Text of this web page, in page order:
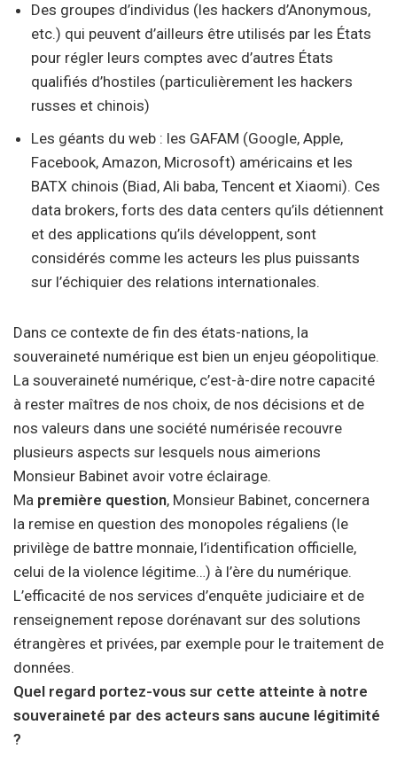
Des groupes d’individus (les hackers d’Anonymous,
etc.) qui peuvent d’ailleurs être utilisés par les États
pour régler leurs comptes avec d’autres États
qualifiés d’hostiles (particulièrement les hackers
russes et chinois)
Les géants du web : les GAFAM (Google, Apple,
Facebook, Amazon, Microsoft) américains et les
BATX chinois (Biad, Ali baba, Tencent et Xiaomi). Ces
data brokers, forts des data centers qu’ils détiennent
et des applications qu’ils développent, sont
considérés comme les acteurs les plus puissants
sur l’échiquier des relations internationales.
Dans ce contexte de fin des états-nations, la
souveraineté numérique est bien un enjeu géopolitique.
La souveraineté numérique, c’est-à-dire notre capacité
à rester maîtres de nos choix, de nos décisions et de
nos valeurs dans une société numérisée recouvre
plusieurs aspects sur lesquels nous aimerions
Monsieur Babinet avoir votre éclairage.
Ma première question, Monsieur Babinet, concernera
la remise en question des monopoles régaliens (le
privilège de battre monnaie, l’identification officielle,
celui de la violence légitime…) à l’ère du numérique.
L’efficacité de nos services d’enquête judiciaire et de
renseignement repose dorénavant sur des solutions
étrangères et privées, par exemple pour le traitement de
données.
Quel regard portez-vous sur cette atteinte à notre
souveraineté par des acteurs sans aucune légitimité
?